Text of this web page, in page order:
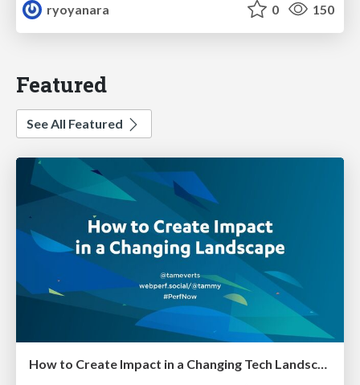
ryoyanara
0 150
Featured
See All Featured
How to Create Impact in a Changing Tech Landscape [PerfNow 2023]